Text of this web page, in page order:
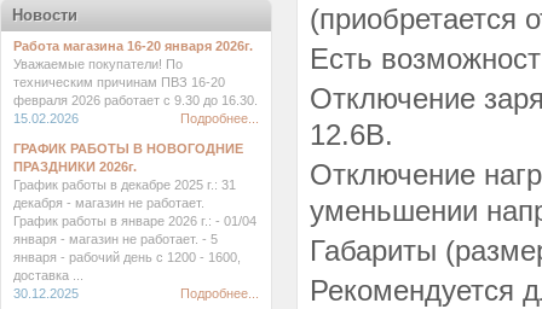
(приобретается
Есть
Отключение
12.6В.
Отключение
уменьшении
Габариты
Рекомендуется
Новости
Работа магазина 16-20 января 2026г.
Уважаемые покупатели! По
техническим причинам ПВЗ 16-20
февраля 2026 работает с 9.30 до 16.30.
15.02.2026
Подробнее...
ГРАФИК РАБОТЫ В НОВОГОДНИЕ
ПРАЗДНИКИ 2026г.
График работы в декабре 2025 г.: 31
декабря - магазин не работает.
График работы в январе 2026 г.: - 01/04
января - магазин не работает. - 5
января - рабочий день с 1200 - 1600,
доставка ...
30.12.2025
Подробнее...